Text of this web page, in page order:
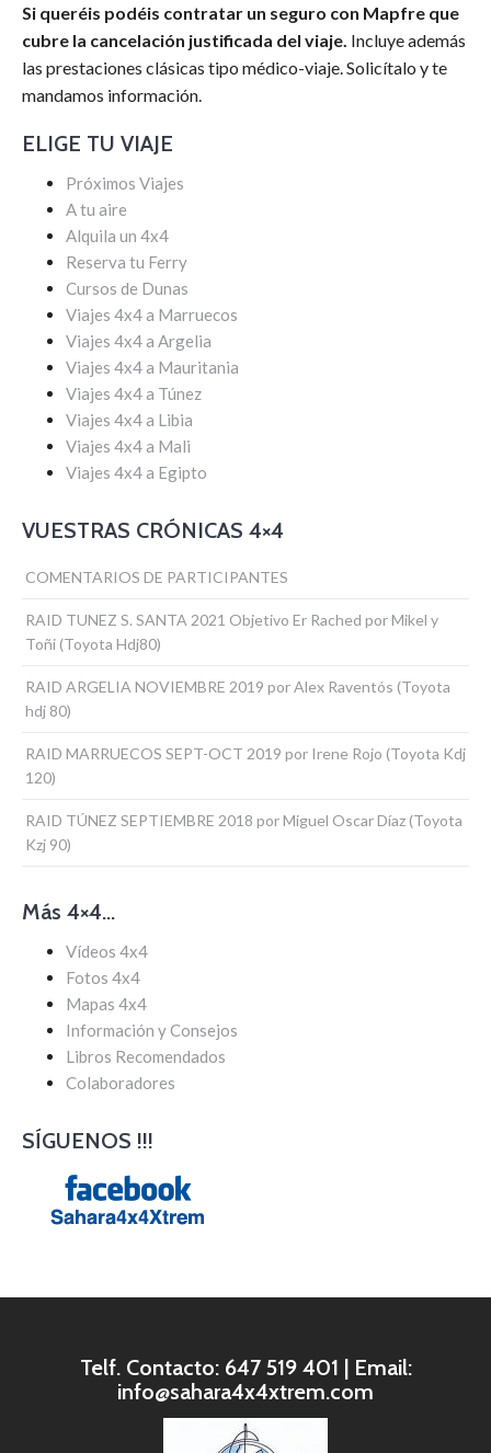
Si queréis podéis contratar un seguro con Mapfre que
cubre la cancelación justificada del viaje. Incluye además
las prestaciones clásicas tipo médico-viaje. Solicítalo y te
mandamos información.
ELIGE TU VIAJE
Próximos Viajes
A tu aire
Alquila un 4x4
Reserva tu Ferry
Cursos de Dunas
Viajes 4x4 a Marruecos
Viajes 4x4 a Argelia
Viajes 4x4 a Mauritania
Viajes 4x4 a Túnez
Viajes 4x4 a Libia
Viajes 4x4 a Mali
Viajes 4x4 a Egipto
VUESTRAS CRÓNICAS 4×4
COMENTARIOS DE PARTICIPANTES
RAID TUNEZ S. SANTA 2021 Objetivo Er Rached por Mikel y
Toñi (Toyota Hdj80)
RAID ARGELIA NOVIEMBRE 2019 por Alex Raventós (Toyota
hdj 80)
RAID MARRUECOS SEPT-OCT 2019 por Irene Rojo (Toyota Kdj
120)
RAID TÚNEZ SEPTIEMBRE 2018 por Miguel Oscar Díaz (Toyota
Kzj 90)
Más 4×4…
Vídeos 4x4
Fotos 4x4
Mapas 4x4
Información y Consejos
Libros Recomendados
Colaboradores
SÍGUENOS !!!
Telf. Contacto: 647 519 401 | Email:
info@sahara4x4xtrem.com